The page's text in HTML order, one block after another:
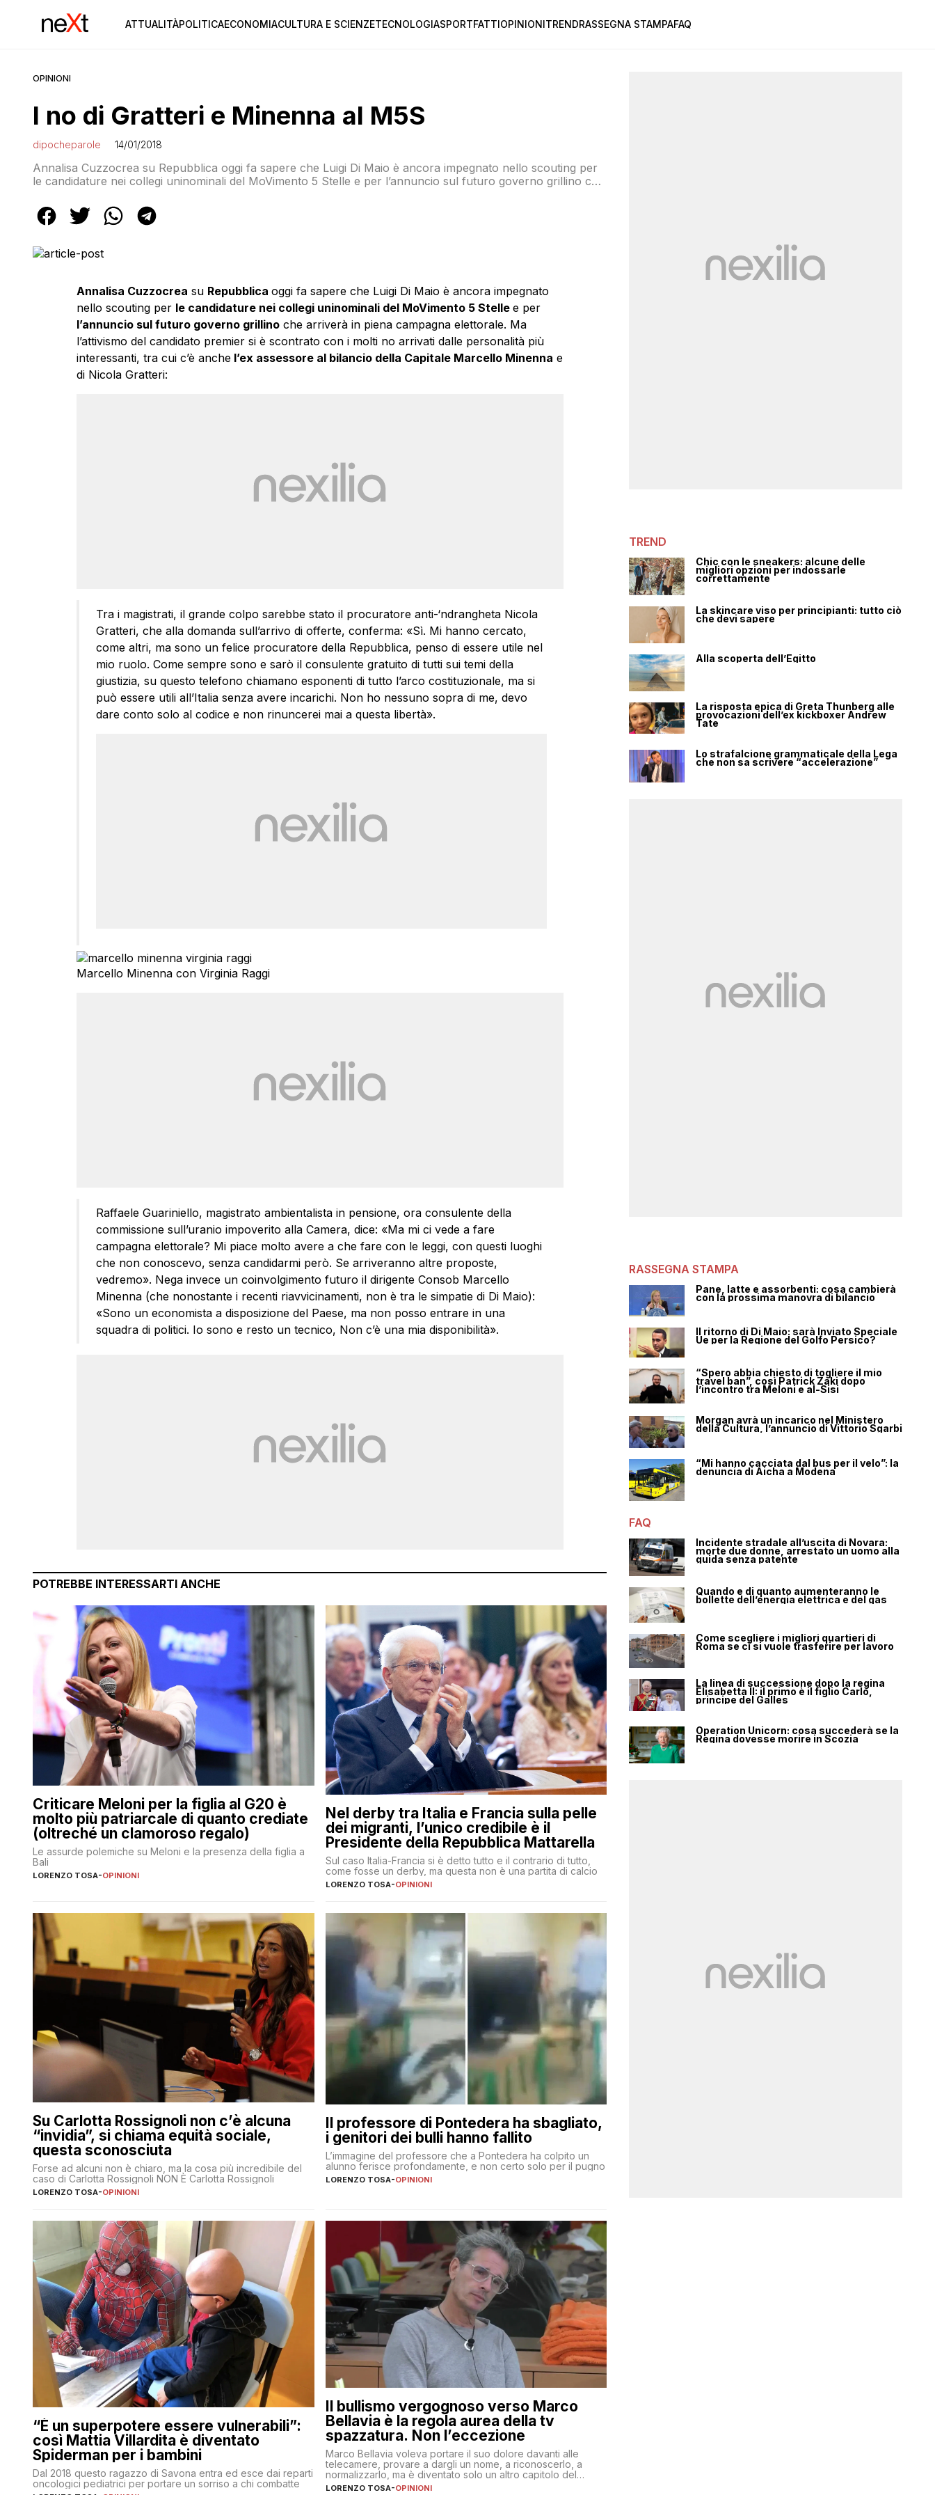
ATTUALITÀPOLITICAECONOMIACULTURA E SCIENZETECNOLOGIASPORTFATTIOPINIONITRENDRASSEGNA STAMPAFAQ
OPINIONI
I no di Gratteri e Minenna al M5S
dipocheparole 14/01/2018
Annalisa Cuzzocrea su Repubblica oggi fa sapere che Luigi Di Maio è ancora impegnato nello scouting per
le candidature nei collegi uninominali del MoVimento 5 Stelle e per l’annuncio sul futuro governo grillino che
arrivati dalle personalità più […]
Annalisa Cuzzocrea su Repubblica oggi fa sapere che Luigi Di Maio è ancora impegnato
nello scouting per le candidature nei collegi uninominali del MoVimento 5 Stelle e per
l’annuncio sul futuro governo grillinoche arriverà in piena campagna elettorale. Ma
l’attivismo del candidato premier si è scontrato con i molti no arrivati dalle personalità più
interessanti, tra cui c’è anchel’ex assessore al bilancio della Capitale Marcello Minenna e
di Nicola Gratteri:
Tra i magistrati, il grande colpo sarebbe stato il procuratore anti-‘ndrangheta Nicola
Gratteri, che alla domanda sull’arrivo di offerte, conferma: «Sì. Mi hanno cercato,
come altri, ma sono un felice procuratore della Repubblica, penso di essere utile nel
mio ruolo. Come sempre sono e sarò il consulente gratuito di tutti sui temi della
giustizia, su questo telefono chiamano esponenti di tutto l’arco costituzionale, ma si
può essere utili all’Italia senza avere incarichi. Non ho nessuno sopra di me, devo
dare conto solo al codice e non rinuncerei mai a questa libertà».
Marcello Minenna con Virginia Raggi
Raffaele Guariniello, magistrato ambientalista in pensione, ora consulente della
commissione sull’uranio impoverito alla Camera, dice: «Ma mi ci vede a fare
campagna elettorale? Mi piace molto avere a che fare con le leggi, con questi luoghi
che non conoscevo, senza candidarmi però. Se arriveranno altre proposte,
vedremo». Nega invece un coinvolgimento futuro il dirigente Consob Marcello
Minenna (che nonostante i recenti riavvicinamenti, non è tra le simpatie di Di Maio):
«Sono un economista a disposizione del Paese, ma non posso entrare in una
squadra di politici. Io sono e resto un tecnico, Non c’è una mia disponibilità».
POTREBBE INTERESSARTI ANCHE
Criticare Meloni per la figlia al G20 è
molto più patriarcale di quanto crediate
(oltreché un clamoroso regalo)
Le assurde polemiche su Meloni e la presenza della figlia a
Bali
LORENZO TOSA-OPINIONI
Nel derby tra Italia e Francia sulla pelle
dei migranti, l’unico credibile è il
Presidente della Repubblica Mattarella
Sul caso Italia-Francia si è detto tutto e il contrario di tutto,
come fosse un derby, ma questa non è una partita di calcio
LORENZO TOSA-OPINIONI
Su Carlotta Rossignoli non c’è alcuna
“invidia”, si chiama equità sociale,
questa sconosciuta
Forse ad alcuni non è chiaro, ma la cosa più incredibile del
caso di Carlotta Rossignoli NON È Carlotta Rossignoli
LORENZO TOSA-OPINIONI
Il professore di Pontedera ha sbagliato,
i genitori dei bulli hanno fallito
L’immagine del professore che a Pontedera ha colpito un
alunno ferisce profondamente, e non certo solo per il pugno
LORENZO TOSA-OPINIONI
“È un superpotere essere vulnerabili”:
così Mattia Villardita è diventato
Spiderman per i bambini
Dal 2018 questo ragazzo di Savona entra ed esce dai reparti
oncologici pediatrici per portare un sorriso a chi combatte
Il bullismo vergognoso verso Marco
Bellavia è la regola aurea della tv
spazzatura. Non l’eccezione
Marco Bellavia voleva portare il suo dolore davanti alle
telecamere, provare a dargli un nome, a riconoscerlo, a
normalizzarlo, ma è diventato solo un altro capitolo del
copione
LORENZO TOSA-OPINIONI
TREND
Chic con le sneakers: alcune delle
migliori opzioni per indossarle
correttamente
La skincare viso per principianti: tutto ciò
che devi sapere
Alla scoperta dell’Egitto
La risposta epica di Greta Thunberg alle
provocazioni dell’ex kickboxer Andrew
Tate
Lo strafalcione grammaticale della Lega
che non sa scrivere “accelerazione”
RASSEGNA STAMPA
Pane, latte e assorbenti: cosa cambierà
con la prossima manovra di bilancio
Il ritorno di Di Maio: sarà Inviato Speciale
Ue per la Regione del Golfo Persico?
“Spero abbia chiesto di togliere il mio
travel ban”, così Patrick Zaki dopo
l’incontro tra Meloni e al-Sisi
Morgan avrà un incarico nel Ministero
della Cultura, l’annuncio di Vittorio Sgarbi
“Mi hanno cacciata dal bus per il velo”: la
denuncia di Aicha a Modena
FAQ
Incidente stradale all’uscita di Novara:
morte due donne, arrestato un uomo alla
guida senza patente
Quando e di quanto aumenteranno le
bollette dell’energia elettrica e del gas
Come scegliere i migliori quartieri di
Roma se ci si vuole trasferire per lavoro
La linea di successione dopo la regina
Elisabetta II: il primo è il figlio Carlo,
principe del Galles
Operation Unicorn: cosa succederà se la
Regina dovesse morire in Scozia